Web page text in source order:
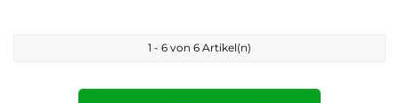
1 - 6 von 6 Artikel(n)